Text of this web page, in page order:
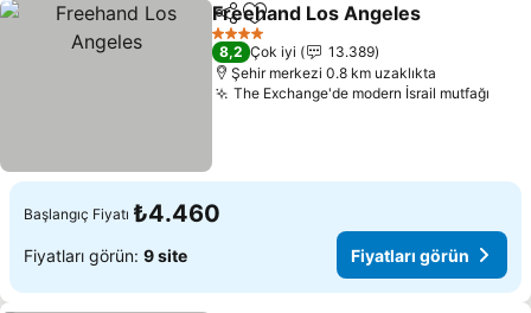
PaylaşFavorilerime ekle
Freehand Los Angeles
4 Yıldız
8,2 Çok iyi
13.389
Şehir merkezi 0.8 km uzaklıkta
The Exchange'de modern İsrail mutfağı
Başlangıç Fiyatı ₺4.460
Fiyatları görün: 9 site Fiyatları görün